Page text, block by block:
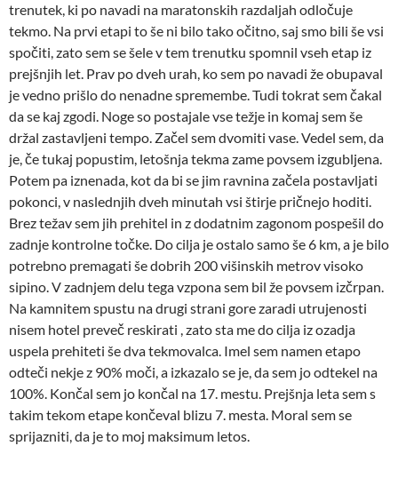
trenutek, ki po navadi na maratonskih razdaljah odločuje
tekmo. Na prvi etapi to še ni bilo tako očitno, saj smo bili še vsi
spočiti, zato sem se šele v tem trenutku spomnil vseh etap iz
prejšnjih let. Prav po dveh urah, ko sem po navadi že obupaval
je vedno prišlo do nenadne spremembe. Tudi tokrat sem čakal
da se kaj zgodi. Noge so postajale vse težje in komaj sem še
držal zastavljeni tempo. Začel sem dvomiti vase. Vedel sem, da
je, če tukaj popustim, letošnja tekma zame povsem izgubljena.
Potem pa iznenada, kot da bi se jim ravnina začela postavljati
pokonci, v naslednjih dveh minutah vsi štirje pričnejo hoditi.
Brez težav sem jih prehitel in z dodatnim zagonom pospešil do
zadnje kontrolne točke. Do cilja je ostalo samo še 6 km, a je bilo
potrebno premagati še dobrih 200 višinskih metrov visoko
sipino. V zadnjem delu tega vzpona sem bil že povsem izčrpan.
Na kamnitem spustu na drugi strani gore zaradi utrujenosti
nisem hotel preveč reskirati , zato sta me do cilja iz ozadja
uspela prehiteti še dva tekmovalca. Imel sem namen etapo
odteči nekje z 90% moči, a izkazalo se je, da sem jo odtekel na
100%. Končal sem jo končal na 17. mestu. Prejšnja leta sem s
takim tekom etape končeval blizu 7. mesta. Moral sem se
sprijazniti, da je to moj maksimum letos.